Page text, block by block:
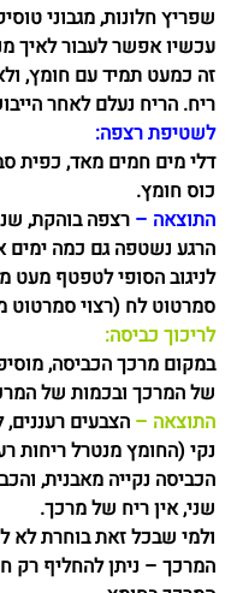
שפריץ חלונות, מגבוני
עכשיו אפשר לעבור לאיך
זה כמעט תמיד עם חומץ,
ריח. הריח נעלם לאחר
לשטיפת רצפה:
דלי מים חמים מאד, כפית
כוס חומץ.
התוצאה – רצפה בוהקת,
הרגע נשטפה גם כמה ימים
לניגוב הסופי לטפטף מעט
סמרטוט לח (רצוי סמרטוט
לריכוך כביסה:
במקום מרכך הכביסה,
של המרכך ובכמות של
התוצאה – הצבעים
נקי (החומץ מנטרל ריחות
הכביסה נקייה מאבנית,
שני, אין ריח של מרכך.
ולמי שבכל זאת בוחרת לא
המרכך – ניתן להחליף רק